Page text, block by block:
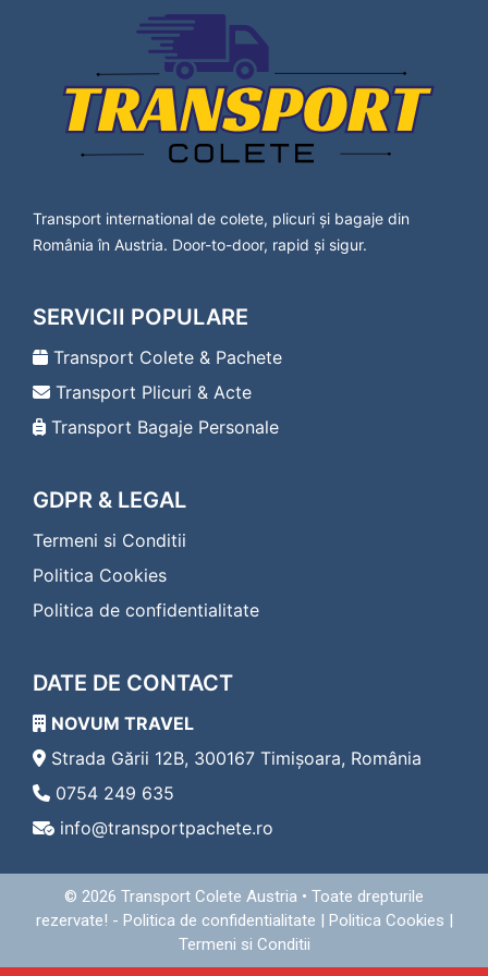
Lavanttal
Transport Colete Nadlac Bad Vöslau
Transport Colete Nadlac Baden
Transport Colete Nadlac Bärnbach
Transport Colete Nadlac Berndorf
Transport Colete Nadlac Bischofshofen
Transport Colete Nadlac Bleiburg
Transport Colete Nadlac Bregenz
Transport Colete Nadlac Bruck an der Leitha
Transport Colete Nadlac Deutschlandsberg
Transport Colete Nadlac Dornbirn
Transport Colete Nadlac Drosendorf-
Zissersdorf
Transport Colete Nadlac Dürnstein
Transport Colete Nadlac Ebenfurth
Transport Colete Nadlac Eferding
Transport Colete Nadlac Eisenerz
Transport Colete Nadlac Eisenstadt
Transport Colete Nadlac Enns
Transport Colete Nadlac Fehring
Transport Colete Nadlac Feldkirchen in Kärnten
Transport Colete Nadlac Fischamend
Transport Colete Nadlac Frauenkirchen
Transport Colete Nadlac Friedberg
Transport Colete Nadlac Friesach
Transport Colete Nadlac Fürstenfeld
Transport Colete Nadlac Gallneukirchen
Transport Colete Nadlac Gänserndorf
Transport Colete Nadlac Geras
Transport Colete Nadlac Gerasdorf bei Wien
Transport international de colete, plicuri și bagaje din
România în Austria. Door-to-door, rapid și sigur.
SERVICII POPULARE
Transport Colete & Pachete
Transport Plicuri & Acte
Transport Bagaje Personale
GDPR & LEGAL
Termeni si Conditii
Politica Cookies
Politica de confidentialitate
DATE DE CONTACT
NOVUM TRAVEL
Strada Gării 12B, 300167 Timișoara, România
0754 249 635
info@transportpachete.ro
© 2026 Transport Colete Austria • Toate drepturile
rezervate! - Politica de confidentialitate | Politica Cookies |
Termeni si Conditii